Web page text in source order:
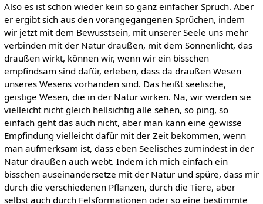
Also es ist schon wieder kein so ganz einfacher Spruch. Aber
er ergibt sich aus den vorangegangenen Sprüchen, indem
wir jetzt mit dem Bewusstsein, mit unserer Seele uns mehr
verbinden mit der Natur draußen, mit dem Sonnenlicht, das
draußen wirkt, können wir, wenn wir ein bisschen
empfindsam sind dafür, erleben, dass da draußen Wesen
unseres Wesens vorhanden sind. Das heißt seelische,
geistige Wesen, die in der Natur wirken. Na, wir werden sie
vielleicht nicht gleich hellsichtig alle sehen, so ping, so
einfach geht das auch nicht, aber man kann eine gewisse
Empfindung vielleicht dafür mit der Zeit bekommen, wenn
man aufmerksam ist, dass eben Seelisches zumindest in der
Natur draußen auch webt. Indem ich mich einfach ein
bisschen auseinandersetze mit der Natur und spüre, dass mir
durch die verschiedenen Pflanzen, durch die Tiere, aber
selbst auch durch Felsformationen oder so eine bestimmte